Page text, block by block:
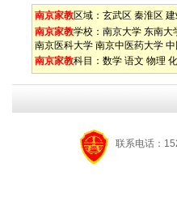
南京家教区域： 玄武区 秦淮区 建
南京家教学校： 南京大学 东南大
南京医科大学 南京中医药大学
南京家教科目： 数学 语文 物理
联系电话：